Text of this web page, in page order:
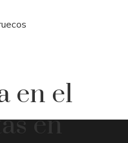
en el
en